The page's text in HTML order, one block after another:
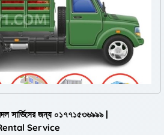
সার্ভিসের জন্য ০১৭৭১৫৩৬৯৯৯ |
Service